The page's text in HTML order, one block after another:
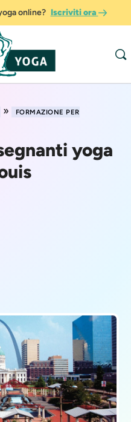
online? Iscriviti ora
»
FORMAZIONE PER
yoga